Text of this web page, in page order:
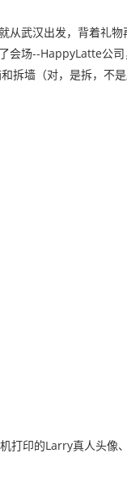
武汉出发，背着礼物
场--HappyLatte公
拆墙（对，是拆，不
打印的Larry真人头像